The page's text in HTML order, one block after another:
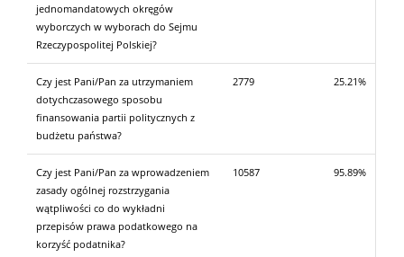
jednomandatowych okręgów
wyborczych w wyborach do Sejmu
Rzeczypospolitej Polskiej?
Czy jest Pani/Pan za utrzymaniem
dotychczasowego sposobu
finansowania partii politycznych z
budżetu państwa?
2779 25.21%
Czy jest Pani/Pan za wprowadzeniem
zasady ogólnej rozstrzygania
wątpliwości co do wykładni
przepisów prawa podatkowego na
korzyść podatnika?
10587 95.89%